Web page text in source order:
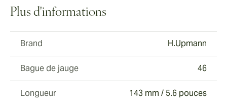
Plus d'informations
Brand H.Upmann
Bague de jauge 46
Longueur 143 mm / 5.6 pouces